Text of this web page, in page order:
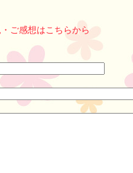
ご感想はこちらから